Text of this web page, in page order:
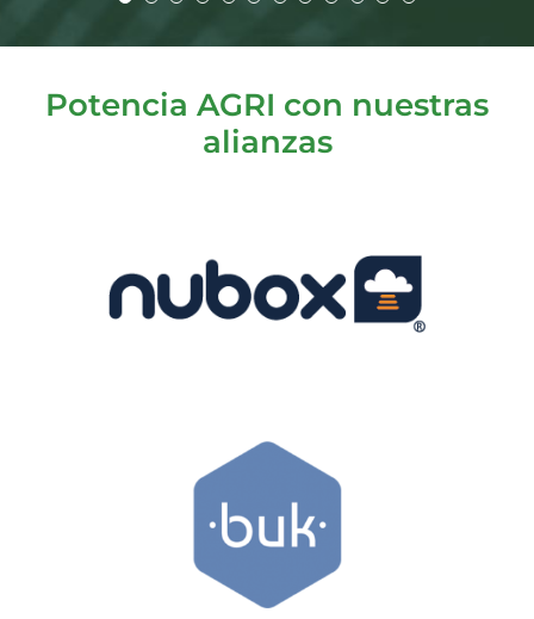
Potencia AGRI con nuestras
alianzas